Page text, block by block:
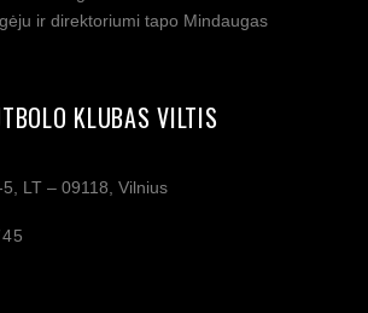
ir direktoriumi tapo Mindaugas
KLUBAS VILTIS
LT – 09118, Vilnius